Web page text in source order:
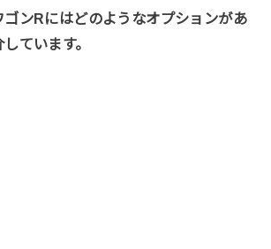
ゴンRにはどのようなオプションがあ
ています。